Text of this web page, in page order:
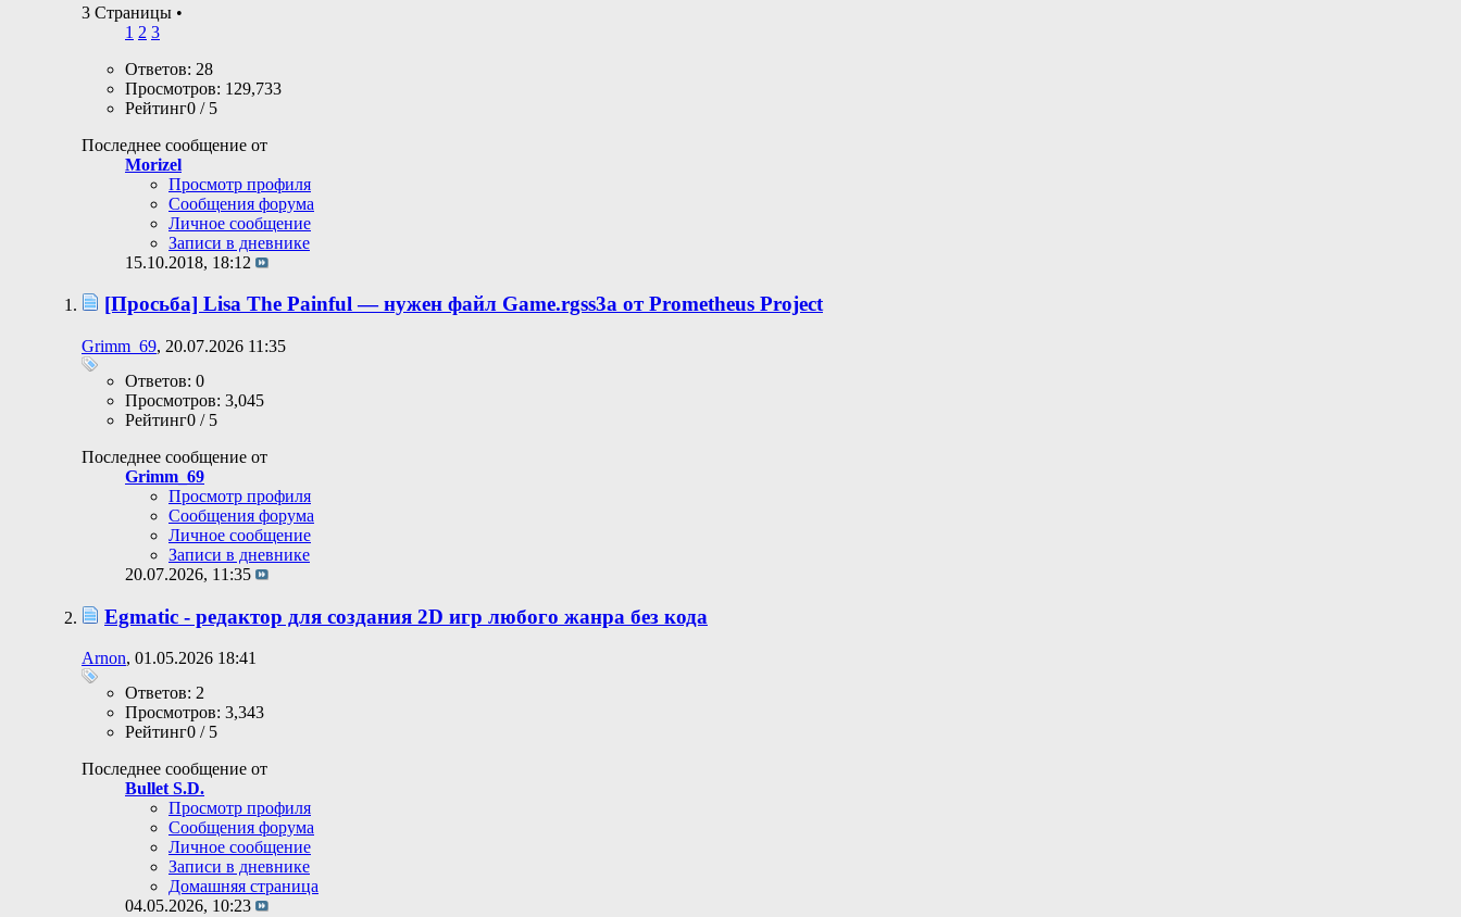
3 Страницы •
1 2 3
Ответов: 28
Просмотров: 129,733
Рейтинг0 / 5
Последнее сообщение от
Morizel
Просмотр профиля
Сообщения форума
Личное сообщение
Записи в дневнике
15.10.2018, 18:12
[Просьба] Lisa The Painful — нужен файл Game.rgss3a от Prometheus Project
Grimm_69, 20.07.2026 11:35
Ответов: 0
Просмотров: 3,045
Рейтинг0 / 5
Последнее сообщение от
Grimm_69
Просмотр профиля
Сообщения форума
Личное сообщение
Записи в дневнике
20.07.2026, 11:35
Egmatic - редактор для создания 2D игр любого жанра без кода
Arnon, 01.05.2026 18:41
Ответов: 2
Просмотров: 3,343
Рейтинг0 / 5
Последнее сообщение от
Bullet S.D.
Просмотр профиля
Сообщения форума
Личное сообщение
Записи в дневнике
Домашняя страница
04.05.2026, 10:23